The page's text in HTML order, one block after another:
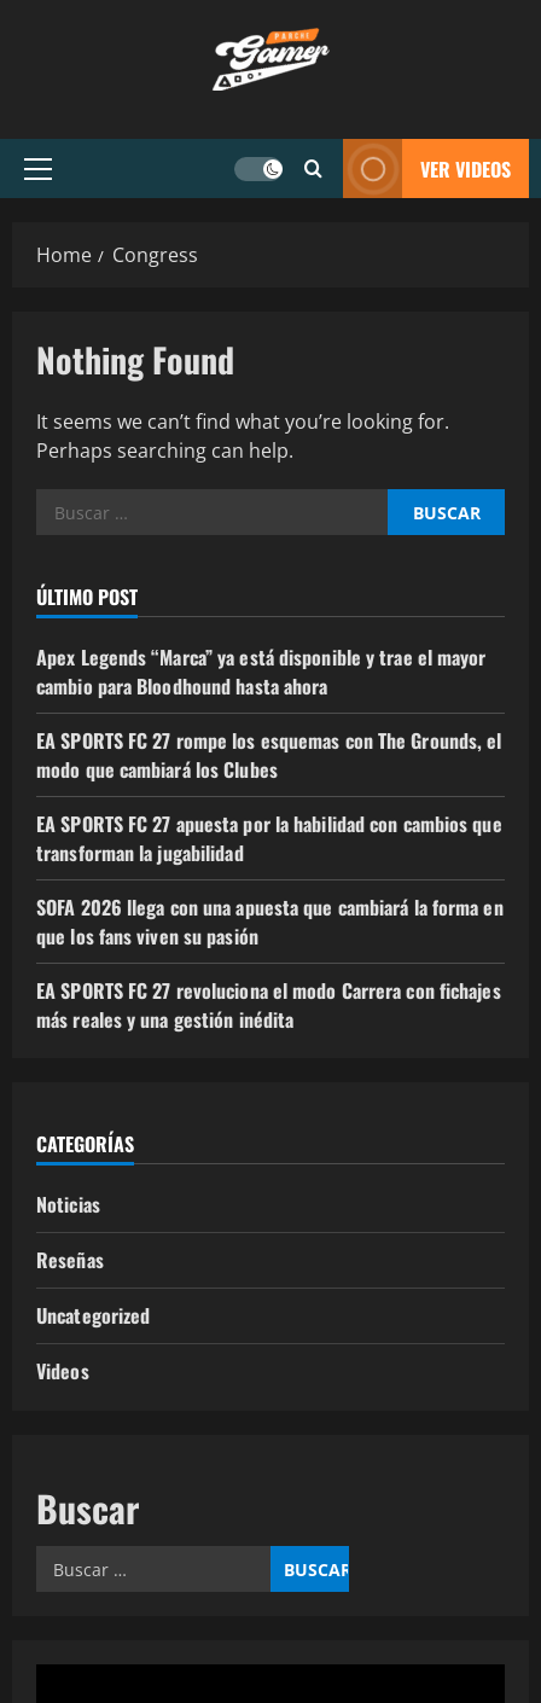
VER VIDEOS
Home Congress
Nothing Found
It seems we can’t find what you’re looking for.
Perhaps searching can help.
ÚLTIMO POST
Apex Legends “Marca” ya está disponible y trae el mayor
cambio para Bloodhound hasta ahora
EA SPORTS FC 27 rompe los esquemas con The Grounds, el
modo que cambiará los Clubes
EA SPORTS FC 27 apuesta por la habilidad con cambios que
transforman la jugabilidad
SOFA 2026 llega con una apuesta que cambiará la forma en
que los fans viven su pasión
EA SPORTS FC 27 revoluciona el modo Carrera con fichajes
más reales y una gestión inédita
CATEGORÍAS
Noticias
Reseñas
Uncategorized
Videos
Buscar